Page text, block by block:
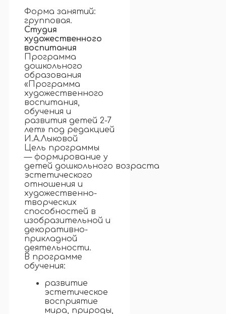
Форма занятий:
групповая.
Студия
художественного
воспитания
Программа
дошкольного
образования
«Программа
художественного
воспитания,
обучения и
развития детей 2-7
лет» под редакцией
И.А.Лыковой
Цель программы
— формирование у
детей дошкольного возраста
эстетического
отношения и
художественно-
творческих
способностей в
изобразительной и
декоративно-
прикладной
деятельности.
В программе
обучения:
развитие
эстетическое
восприятие
мира, природы,